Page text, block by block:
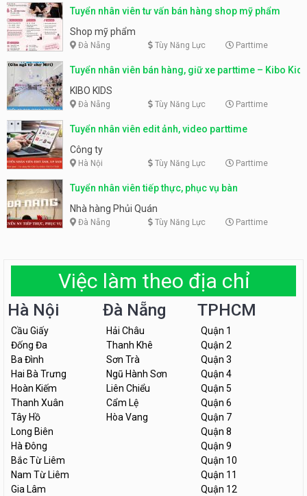
Tuyển nhân viên tư vấn bán hàng shop mỹ phẩm
Shop mỹ phẩm
Đà Nẵng Tùy Năng Lực Parttime
Tuyển nhân viên bán hàng, giữ xe parttime – Kibo Kid
KIBO KIDS
Đà Nẵng Tùy Năng Lực Parttime
Tuyển nhân viên edit ảnh, video parttime
Công ty
Hà Nội Tùy Năng Lực Parttime
Tuyển nhân viên tiếp thực, phục vụ bàn
Nhà hàng Phủi Quán
Đà Nẵng Tùy Năng Lực Parttime
Việc làm theo địa chỉ
Hà Nội
Cầu Giấy
Đống Đa
Ba Đình
Hai Bà Trưng
Hoàn Kiếm
Thanh Xuân
Tây Hồ
Long Biên
Hà Đông
Bắc Từ Liêm
Nam Từ Liêm
Gia Lâm
Đà Nẵng
Hải Châu
Thanh Khê
Sơn Trà
Ngũ Hành Sơn
Liên Chiểu
Cẩm Lệ
Hòa Vang
TPHCM
Quận 1
Quận 2
Quận 3
Quận 4
Quận 5
Quận 6
Quận 7
Quận 8
Quận 9
Quận 10
Quận 11
Quận 12